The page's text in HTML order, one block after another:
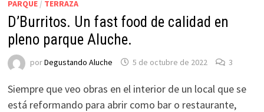
PARQUE/ TERRAZA
D’Burritos. Un fast food de calidad en
pleno parque Aluche.
porDegustando Aluche 5 de octubre de 2022 3
Siempre que veo obras en el interior de un local que se
está reformando para abrir como bar o restaurante,